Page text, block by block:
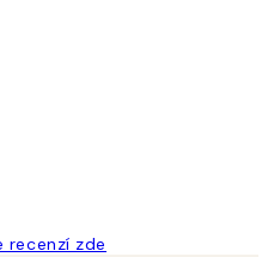
recenzí zde